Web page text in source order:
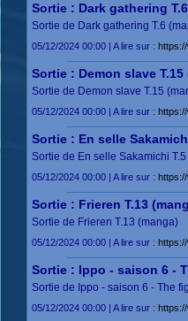
Sortie : Dark gathering
Sortie de Dark gathering T.6
05/12/2024 00:00 | A lire sur :
Sortie : Demon slave T.15
Sortie de Demon slave T.15
05/12/2024 00:00 | A lire sur :
Sortie : En selle
Sortie de En selle Sakamichi
05/12/2024 00:00 | A lire sur :
Sortie : Frieren T.13
Sortie de Frieren T.13 (manga)
05/12/2024 00:00 | A lire sur :
Sortie : Ippo - saison 6 -
Sortie de Ippo - saison 6 - The
05/12/2024 00:00 | A lire sur :